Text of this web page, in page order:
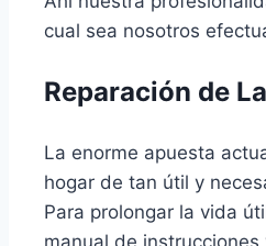
cual sea nosotros
Reparación de
La enorme apuesta
hogar de tan útil y
Para prolongar la vida